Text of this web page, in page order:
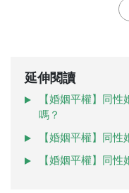
延伸閱讀
【婚姻平權】同
嗎？
【婚姻平權】同
【婚姻平權】同